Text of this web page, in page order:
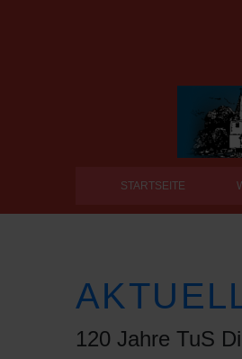
STARTSEITE
120 Jahre TuS